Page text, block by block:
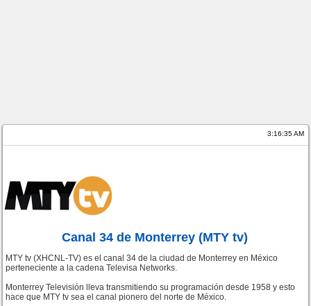
3:16:35 AM
Canal 34 de Monterrey (MTY tv)
MTY tv (XHCNL-TV) es el canal 34 de la ciudad de Monterrey en México
perteneciente a la cadena Televisa Networks.
Monterrey Televisión lleva transmitiendo su programación desde 1958 y esto
hace que MTY tv sea el canal pionero del norte de México.